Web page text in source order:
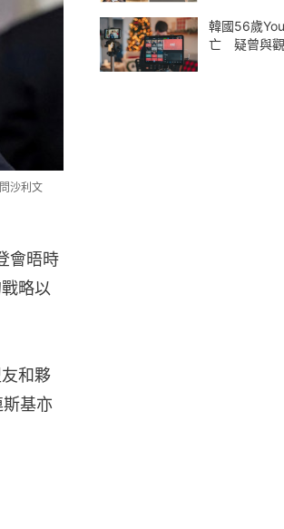
沙利文
會晤時
略以
和夥
基亦
韓國56歲
亡 疑曾與觀